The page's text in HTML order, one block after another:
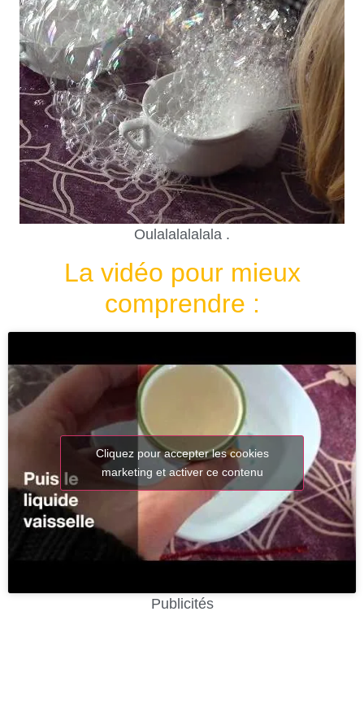
Oulalalalalala .
La vidéo pour mieux
comprendre :
Cliquez pour accepter les cookies
marketing et activer ce contenu
Publicités